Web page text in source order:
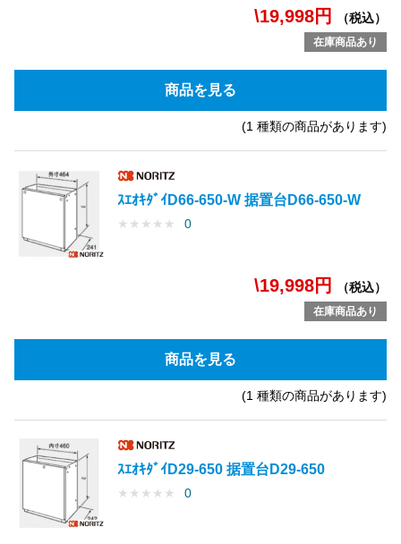
\19,998円 （税込）
在庫商品あり
商品を見る
(1 種類の商品があります)
ｽｴｵｷﾀﾞｲD66-650-W 据置台D66-650-W
★ ★ ★ ★ ★ 0
\19,998円 （税込）
在庫商品あり
商品を見る
(1 種類の商品があります)
ｽｴｵｷﾀﾞｲD29-650 据置台D29-650
★ ★ ★ ★ ★ 0